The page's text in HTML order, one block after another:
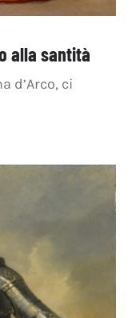
alla santità
d’Arco, ci